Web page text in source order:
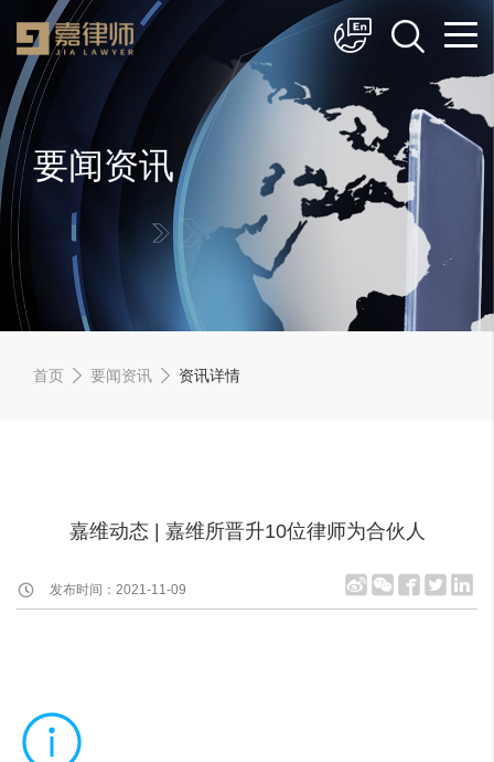
简体中文
English
要闻资讯
首页 要闻资讯 资讯详情
嘉维动态 | 嘉维所晋升10位律师为合伙人
发布时间：2021-11-09